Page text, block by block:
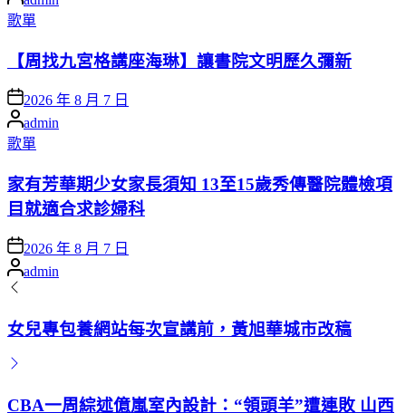
by
Posted
in
歌單
【周找九宮格講座海琳】讓書院文明歷久彌新
Posted
on
2026 年 8 月 7 日
Posted
by
admin
Posted
in
歌單
家有芳華期少女家長須知 13至15歲秀傳醫院體檢項
目就適合求診婦科
Posted
on
2026 年 8 月 7 日
Posted
by
admin
女兒專包養網站每次宣講前，黃旭華城市改稿
CBA一周綜述億嵐室內設計：“領頭羊”遭連敗 山西